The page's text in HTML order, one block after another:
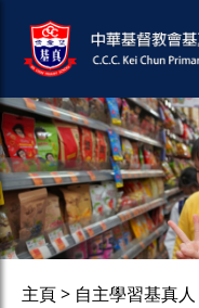
主頁 自主學習基真人